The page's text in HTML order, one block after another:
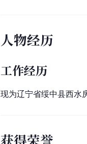
人物经历
工作经历
现为辽宁省绥中县西水
获得荣誉